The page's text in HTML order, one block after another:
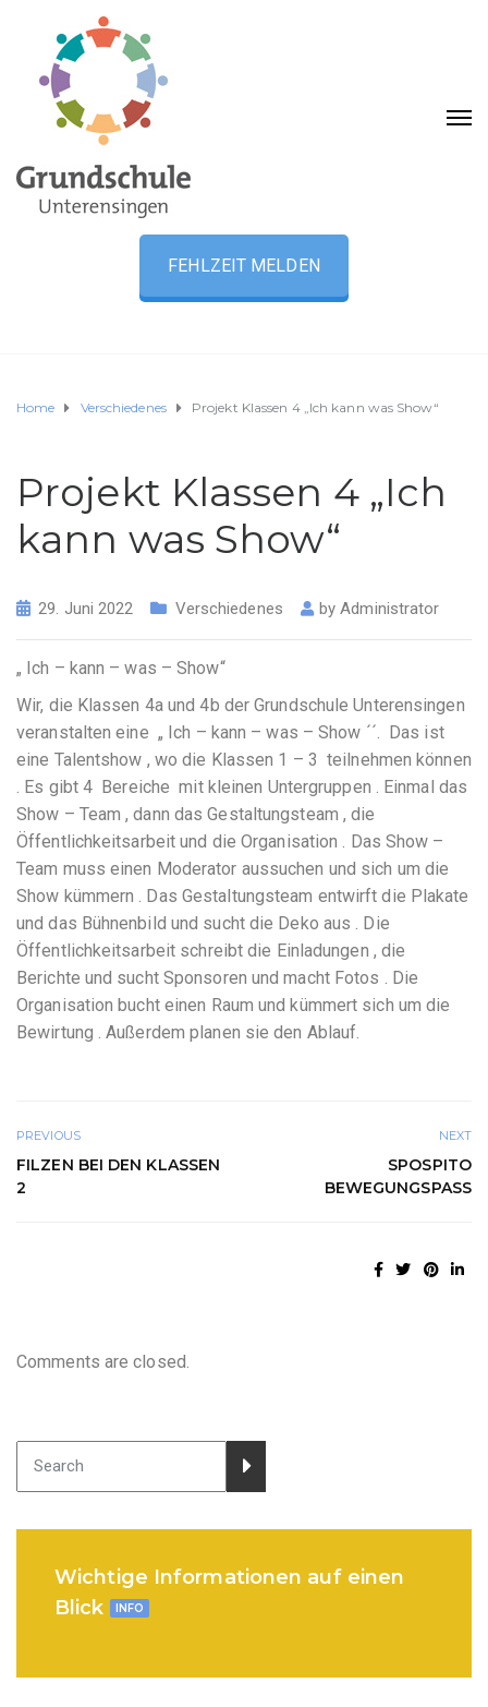
FEHLZEIT MELDEN
Home Verschiedenes Projekt Klassen 4 „Ich kann was Show“
Projekt Klassen 4 „Ich
kann was Show“
29. Juni 2022 Verschiedenes byAdministrator
„ Ich – kann – was – Show“
Wir, die Klassen 4a und 4b der Grundschule Unterensingen
veranstalten eine „ Ich – kann – was – Show ´´. Das ist
eine Talentshow , wo die Klassen 1 – 3 teilnehmen können
. Es gibt 4 Bereiche mit kleinen Untergruppen . Einmal das
Show – Team , dann das Gestaltungsteam , die
Öffentlichkeitsarbeit und die Organisation . Das Show –
Team muss einen Moderator aussuchen und sich um die
Show kümmern . Das Gestaltungsteam entwirft die Plakate
und das Bühnenbild und sucht die Deko aus . Die
Öffentlichkeitsarbeit schreibt die Einladungen , die
Berichte und sucht Sponsoren und macht Fotos . Die
Organisation bucht einen Raum und kümmert sich um die
Bewirtung . Außerdem planen sie den Ablauf. ​
PREVIOUS
FILZEN BEI DEN KLASSEN
2
NEXT
SPOSPITO
BEWEGUNGSPASS
Comments are closed.
Wichtige Informationen auf einen
Blick
INFO